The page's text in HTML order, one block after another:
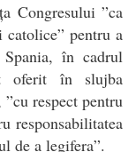
Congresului ”ca
pentru a
în cadrul
oferit în slujba
respect pentru
responsabilitatea
de a legifera”.